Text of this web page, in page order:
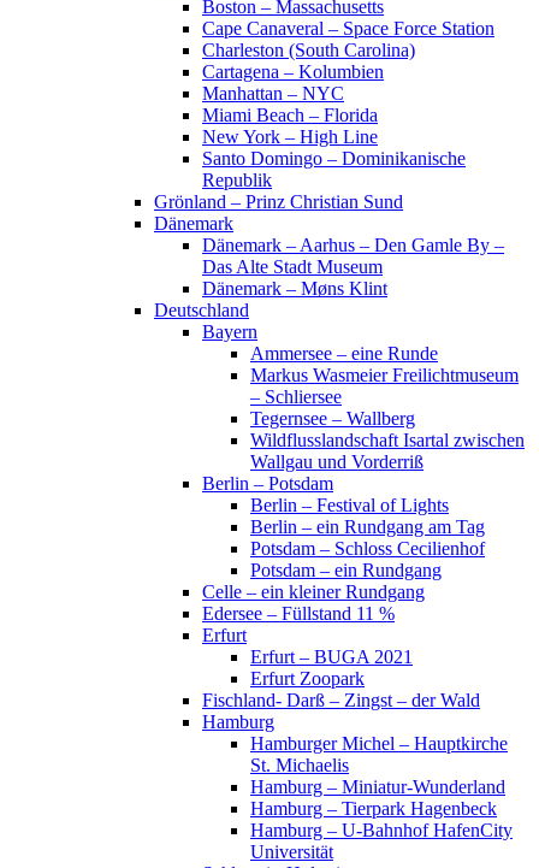
Boston – Massachusetts
Cape Canaveral – Space Force Station
Charleston (South Carolina)
Cartagena – Kolumbien
Manhattan – NYC
Miami Beach – Florida
New York – High Line
Santo Domingo – Dominikanische
Republik
Grönland – Prinz Christian Sund
Dänemark
Dänemark – Aarhus – Den Gamle By –
Das Alte Stadt Museum
Dänemark – Møns Klint
Deutschland
Bayern
Ammersee – eine Runde
Markus Wasmeier Freilichtmuseum
– Schliersee
Tegernsee – Wallberg
Wildflusslandschaft Isartal zwischen
Wallgau und Vorderriß
Berlin – Potsdam
Berlin – Festival of Lights
Berlin – ein Rundgang am Tag
Potsdam – Schloss Cecilienhof
Potsdam – ein Rundgang
Celle – ein kleiner Rundgang
Edersee – Füllstand 11 %
Erfurt
Erfurt – BUGA 2021
Erfurt Zoopark
Fischland- Darß – Zingst – der Wald
Hamburg
Hamburger Michel – Hauptkirche
St. Michaelis
Hamburg – Miniatur-Wunderland
Hamburg – Tierpark Hagenbeck
Hamburg – U-Bahnhof HafenCity
Universität